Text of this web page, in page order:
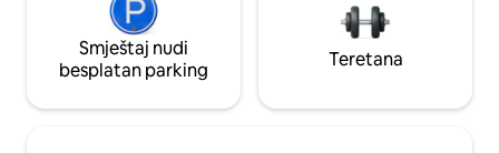
Smještaj nudi
besplatan parking
Teretana